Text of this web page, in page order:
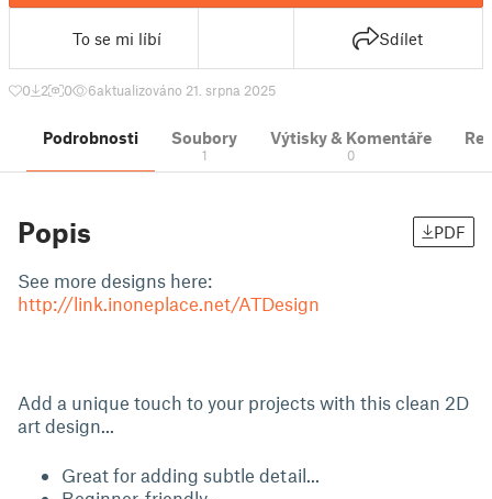
To se mi líbí Sdílet
0 2 0 6aktualizováno 21. srpna 2025
Podrobnosti Soubory
1
Výtisky & Komentáře
0
Popis PDF
See more designs here:
http://link.inoneplace.net/ATDesign
Add a unique touch to your projects with this clean 2D
art design...
Great for adding subtle detail...